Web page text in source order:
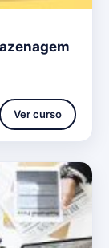
Ver curso